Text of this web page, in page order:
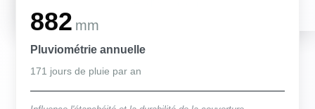
882 mm
Pluviométrie annuelle
171 jours de pluie par an